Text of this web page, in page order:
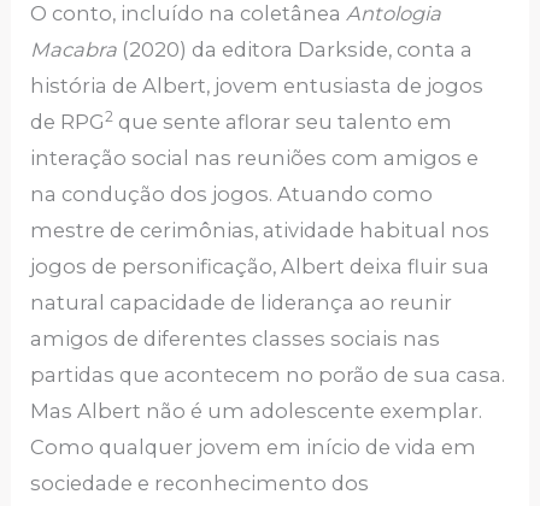
O conto, incluído na coletâneaAntologia
Macabra (2020) da editora Darkside, conta a
história de Albert, jovem entusiasta de jogos
de RPG2 que sente aflorar seu talento em
interação social nas reuniões com amigos e
na condução dos jogos. Atuando como
mestre de cerimônias, atividade habitual nos
jogos de personificação, Albert deixa fluir sua
natural capacidade de liderança ao reunir
amigos de diferentes classes sociais nas
partidas que acontecem no porão de sua casa.
Mas Albert não é um adolescente exemplar.
Como qualquer jovem em início de vida em
sociedade e reconhecimento dos